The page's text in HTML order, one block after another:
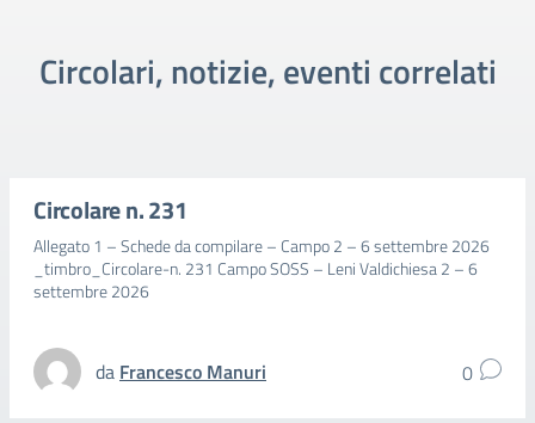
Circolari, notizie, eventi correlati
Circolare n. 231
Allegato 1 – Schede da compilare – Campo 2 – 6 settembre 2026
_timbro_Circolare-n. 231 Campo SOSS – Leni Valdichiesa 2 – 6
settembre 2026
da Francesco Manuri 0